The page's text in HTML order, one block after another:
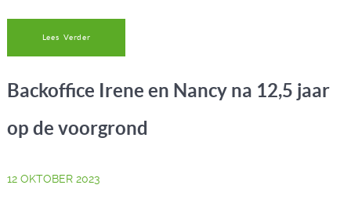
Lees Verder
Backoffice Irene en Nancy na 12,5 jaar
op de voorgrond
12 OKTOBER 2023